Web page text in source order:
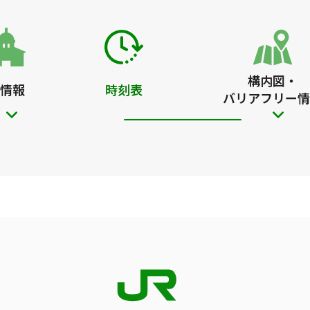
報 時刻表
構内図・
バリアフリー